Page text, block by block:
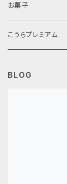
鮒ずし
生ピクルス
醤油
味噌
お菓子
こうらプレミアム
BLOG